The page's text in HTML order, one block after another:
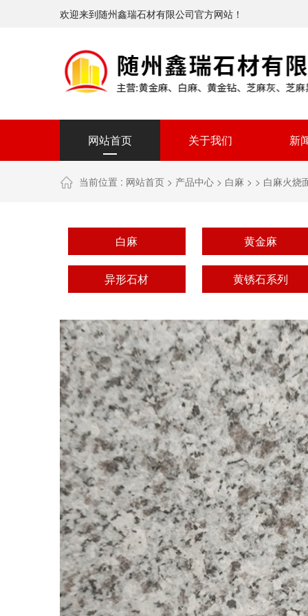
欢迎来到随州鑫瑞石材有限公司官方网站！
网站首页 关于我们 新
当前位置 : 网站首页 > 产品中心 > 白麻 > > 白麻火烧
白麻 黄金麻
异形石材 黄锈石系列